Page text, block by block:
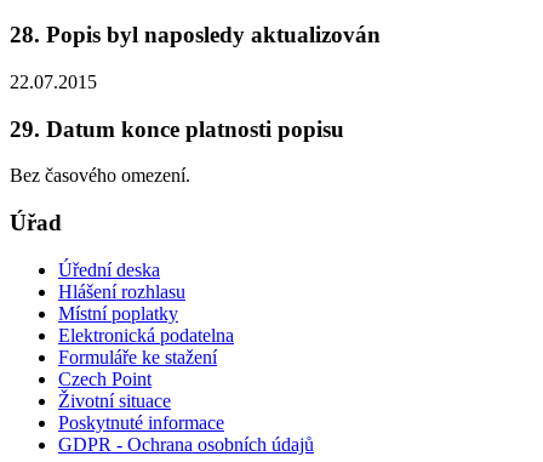
28. Popis byl naposledy aktualizován
22.07.2015
29. Datum konce platnosti popisu
Bez časového omezení.
Úřad
Úřední deska
Hlášení rozhlasu
Místní poplatky
Elektronická podatelna
Formuláře ke stažení
Czech Point
Životní situace
Poskytnuté informace
GDPR - Ochrana osobních údajů